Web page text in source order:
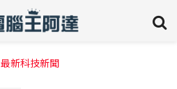
最新科技新聞